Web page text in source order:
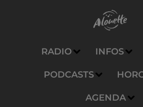
RADIO INFOS
PODCASTS
AGENDA